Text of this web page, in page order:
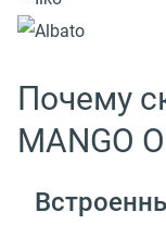
Почему
MANGO